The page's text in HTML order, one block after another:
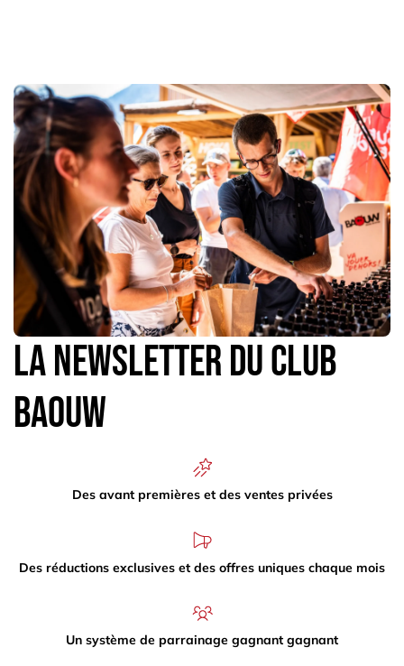
La newsletter du Club
Baouw
Des avant premières et des ventes privées
Des réductions exclusives et des offres uniques chaque mois
Un système de parrainage gagnant gagnant